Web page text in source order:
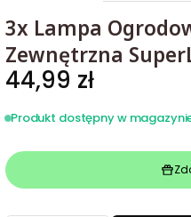
3x Lampa
Zewnętrzna
Cena
44,99 zł
Produkt dostępny w